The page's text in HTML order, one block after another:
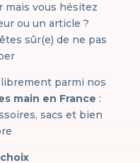
mais vous hésitez
ou un article ?
sûr(e) de ne pas
parmi nos
main en France :
sacs et bien